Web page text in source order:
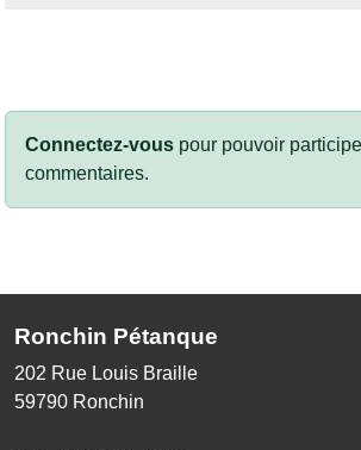
Connectez-vous pour pouvoir
commentaires.
Ronchin Pétanque
202 Rue Louis Braille
59790 Ronchin